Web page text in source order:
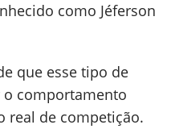
como Jéferson
que esse tipo de
o comportamento
real de competição.